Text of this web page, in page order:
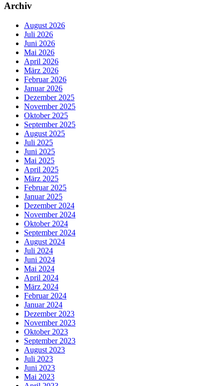
Archiv
August 2026
Juli 2026
Juni 2026
Mai 2026
April 2026
März 2026
Februar 2026
Januar 2026
Dezember 2025
November 2025
Oktober 2025
September 2025
August 2025
Juli 2025
Juni 2025
Mai 2025
April 2025
März 2025
Februar 2025
Januar 2025
Dezember 2024
November 2024
Oktober 2024
September 2024
August 2024
Juli 2024
Juni 2024
Mai 2024
April 2024
März 2024
Februar 2024
Januar 2024
Dezember 2023
November 2023
Oktober 2023
September 2023
August 2023
Juli 2023
Juni 2023
Mai 2023